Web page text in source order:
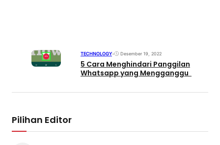
TECHNOLOGY• Desember 19, 2022
5 Cara Menghindari Panggilan
Pilihan Editor